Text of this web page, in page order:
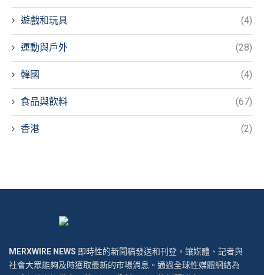
遊戲和玩具 (4)
運動與戶外 (28)
韓國 (4)
食品與飲料 (67)
香港 (2)
MERXWIRE NEWS 即時性的新聞稿發送和刊登，讓媒體、記者與
社會大眾能夠及時獲取最新的市場消息。通過全球性媒體網絡為